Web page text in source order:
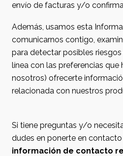
envío de facturas y/o
Además, usamos esta
comunicarnos contigo,
para detectar posibles riesgos
línea con las preferencias
nosotros) ofrecerte
relacionada con nuestros
Si tiene preguntas y/o
dudes en ponerte en
información de contacto